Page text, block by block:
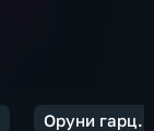
Оруни гарц.